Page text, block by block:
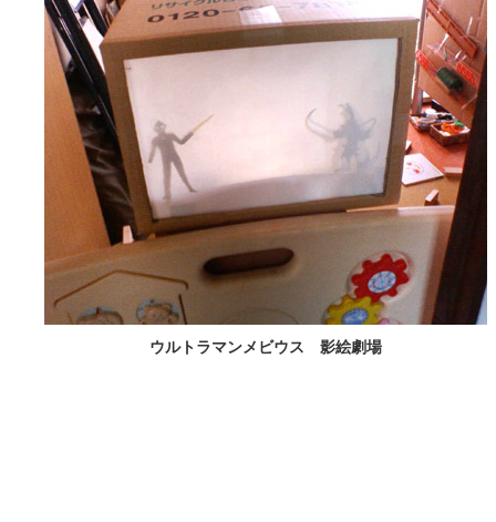
ウルトラマンメビウス 影絵劇場